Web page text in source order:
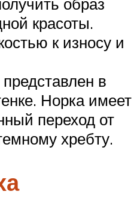
красоты.
к износу и
в
Норка имеет
переход от
хребту.